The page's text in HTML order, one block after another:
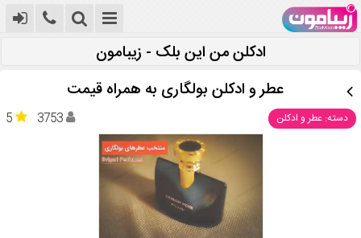
ادکلن من این بلک - زیبامون
عطر و ادکلن بولگاری به همراه قیمت
دسته: عطر و ادکلن 5 3753